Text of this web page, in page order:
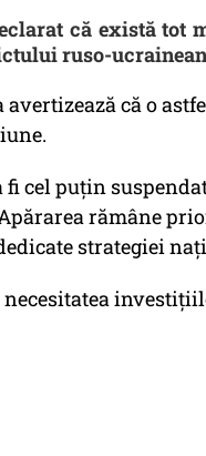
că există tot
ruso-
că o
cel puțin
rămâne
strategiei